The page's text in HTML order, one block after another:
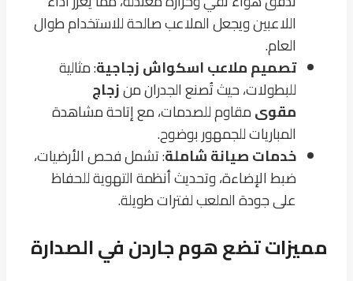
اللاعبين ويجعل الملاعب صالحة للاستخدام طوال
العام.
تصميم ملاعب اسكواش زجاجية: مثالية
للبطولات، حيث تُصنع الجدران منزجاج
مقوىمقاوم للصدمات، مع إتاحة مشاهدة
المباريات للجمهور بوضوح.
خدمات صيانة شاملة: تشمل فحص الأرضيات،
ضبط الإضاءة، وتحديث أنظمة التهوية للحفاظ
على جودة الملعب لفترات طويلة.
مميزات تضع هوم جاردن في الصدارة